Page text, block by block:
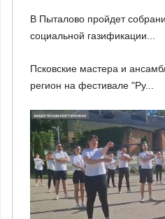
В Пыталово пройдет
социальной газификации...
Псковские мастера и
регион на фестивале "Ру...